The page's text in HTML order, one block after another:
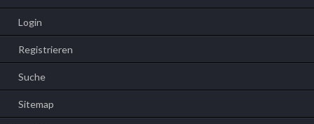
Login
Registrieren
Suche
Sitemap